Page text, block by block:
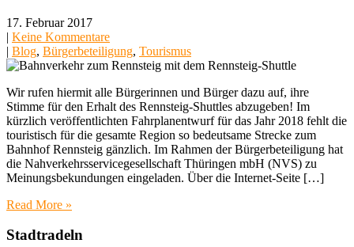
17. Februar 2017
| Keine Kommentare
| Blog, Bürgerbeteiligung, Tourismus
Wir rufen hiermit alle Bürgerinnen und Bürger dazu auf, ihre
Stimme für den Erhalt des Rennsteig-Shuttles abzugeben! Im
kürzlich veröffentlichten Fahrplanentwurf für das Jahr 2018 fehlt die
touristisch für die gesamte Region so bedeutsame Strecke zum
Bahnhof Rennsteig gänzlich. Im Rahmen der Bürgerbeteiligung hat
die Nahverkehrsservicegesellschaft Thüringen mbH (NVS) zu
Meinungsbekundungen eingeladen. Über die Internet-Seite […]
Read More »
Stadtradeln